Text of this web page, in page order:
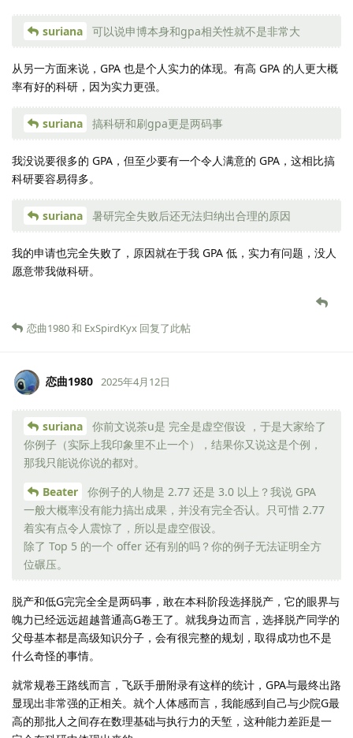
suriana 可以说申博本身和gpa相关性就不是非常大
从另一方面来说，GPA 也是个人实力的体现。有高 GPA 的人更大概
率有好的科研，因为实力更强。
suriana 搞科研和刷gpa更是两码事
我没说要很多的 GPA，但至少要有一个令人满意的 GPA，这相比搞
科研要容易得多。
suriana 暑研完全失败后还无法归纳出合理的原因
我的申请也完全失败了，原因就在于我 GPA 低，实力有问题，没人
愿意带我做科研。
恋曲1980和 ExSpirdKyx 回复了此帖
恋曲1980 2025年4月12日
suriana
你前文说茶u是 完全是虚空假设 ，于是大家给了
你例子（实际上我印象里不止一个），结果你又说这是个例，
那我只能说你说的都对。
Beater
你例子的人物是 2.77 还是 3.0 以上？我说 GPA
一般大概率没有能力搞出成果，并没有完全否认。只可惜 2.77
着实有点令人震惊了，所以是虚空假设。
除了 Top 5 的一个 offer 还有别的吗？你的例子无法证明全方
位碾压。
脱产和低G完完全全是两码事，敢在本科阶段选择脱产，它的眼界与
魄力已经远远超越普通高G卷王了。就我身边而言，选择脱产同学的
父母基本都是高级知识分子，会有很完整的规划，取得成功也不是
什么奇怪的事情。
就常规卷王路线而言，飞跃手册附录有这样的统计，GPA与最终出路
显现出非常强的正相关。就个人体感而言，我能感到自己与少院G最
高的那批人之间存在数理基础与执行力的天堑，这种能力差距是一